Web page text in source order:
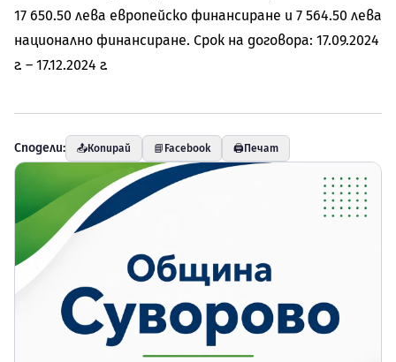
17 650.50 лева европейско финансиране и 7 564.50 лева
национално финансиране. Срок на договора: 17.09.2024
г. – 17.12.2024 г.
Сподели: 📤Копирай 📘 Facebook 🖨️ Печат